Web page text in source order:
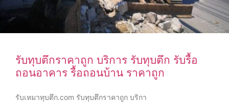
รับทุบตึกราคาถูก บริการ รับทุบตึก รับรื้อ
ถอนอาคาร รื้อถอนบ้าน ราคาถูก
รับเหมาทุบตึก.com รับทุบตึกราคาถูก บริกา